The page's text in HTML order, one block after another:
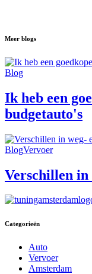
Meer blogs
Blog
Ik heb een
budgetauto's
BlogVervoer
Verschillen in
Categorieën
Auto
Vervoer
Amsterdam